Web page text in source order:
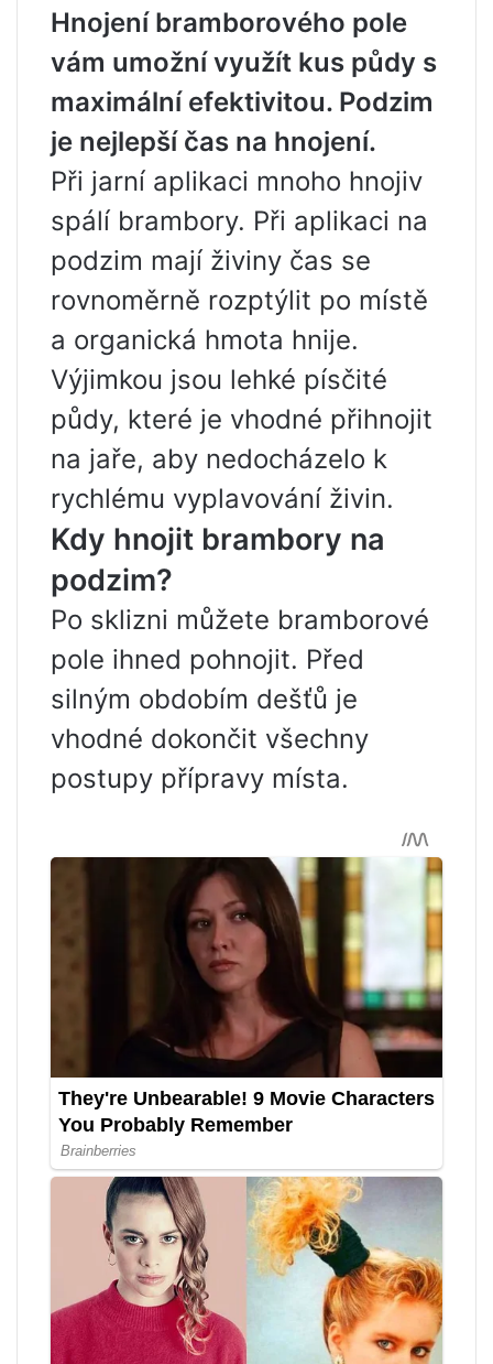
Hnojení bramborového pole
vám umožní využít kus půdy s
maximální efektivitou. Podzim
je nejlepší čas na hnojení.
Při jarní aplikaci mnoho hnojiv
spálí brambory. Při aplikaci na
podzim mají živiny čas se
rovnoměrně rozptýlit po místě
a organická hmota hnije.
Výjimkou jsou lehké písčité
půdy, které je vhodné přihnojit
na jaře, aby nedocházelo k
rychlému vyplavování živin.
Kdy hnojit brambory na
podzim?
Po sklizni můžete bramborové
pole ihned pohnojit. Před
silným obdobím dešťů je
vhodné dokončit všechny
postupy přípravy místa.